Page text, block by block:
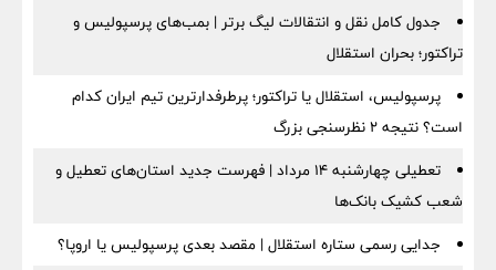
جدول کامل نقل و انتقالات لیگ برتر | بمب‌های پرسپولیس و
تراکتور؛ بحران استقلال
پرسپولیس، استقلال یا تراکتور؛ پرطرفدارترین تیم ایران کدام
است؟ نتیجه ۲ نظرسنجی بزرگ
تعطیلی چهارشنبه ۱۴ مرداد | فهرست جدید استان‌های تعطیل و
شعب کشیک بانک‌ها
جدایی رسمی ستاره استقلال | مقصد بعدی پرسپولیس یا اروپا؟